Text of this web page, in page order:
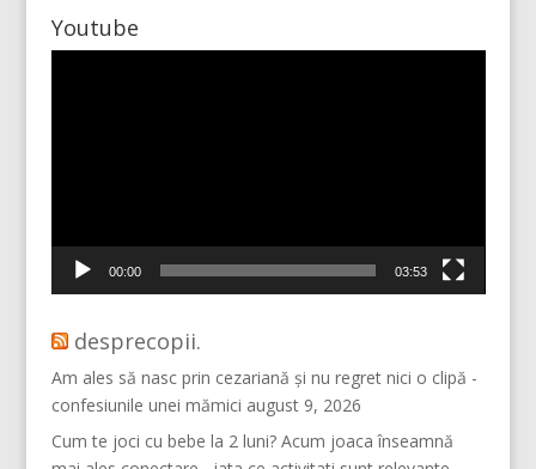
Youtube
00:00 03:53
desprecopii.
Am ales să nasc prin cezariană și nu regret nici o clipă -
confesiunile unei mămici august 9, 2026
Cum te joci cu bebe la 2 luni? Acum joaca înseamnă